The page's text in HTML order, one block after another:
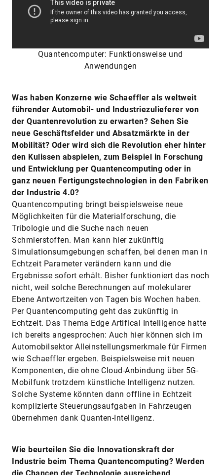
Quantencomputer: Funktionsweise und
Anwendungen
Was haben Konzerne wie Schaeffler als weltweit
führender Automobil- und Industriezulieferer von
der Quantenrevolution zu erwarten? Sehen Sie
neue Geschäftsfelder und Absatzmärkte in der
Mobilität? Oder wird sich die Revolution eher hinter
den Kulissen abspielen, zum Beispiel in Forschung
und Entwicklung per Quantencomputing oder in
ganz neuen Fertigungstechnologien in den Fabriken
der Industrie 4.0?
Quantencomputing bringt beispielsweise neue
Möglichkeiten für die Materialforschung, die
Tribologie und die Suche nach neuen
Schmierstoffen. Man kann hier zukünftig
Simulationsumgebungen schaffen, bei denen man in
Echtzeit Parameter verändern kann und die
Ergebnisse sofort erhält. Bisher funktioniert das noch
nicht, weil solche Berechnungen auf molekularer
Ebene Antwortzeiten von Tagen bis Wochen haben.
Per Quantencomputing geht das zukünftig in
Echtzeit. Das Thema Edge Artifical Intelligence hatte
ich bereits angesprochen: Auch hier können sich im
Automobilsektor Alleinstellungsmerkmale für Firmen
wie Schaeffler ergeben. Beispielsweise mit neuen
Komponenten, die ohne Cloud-Anbindung über 5G-
Mobilfunk trotzdem künstliche Intelligenz nutzen.
Solche Systeme könnten dann offline in Echtzeit
komplizierte Steuerungsaufgaben in Fahrzeugen
übernehmen dank Quanten-Intelligenz.
Wie beurteilen Sie die Innovationskraft der
Industrie beim Thema Quantencomputing? Werden